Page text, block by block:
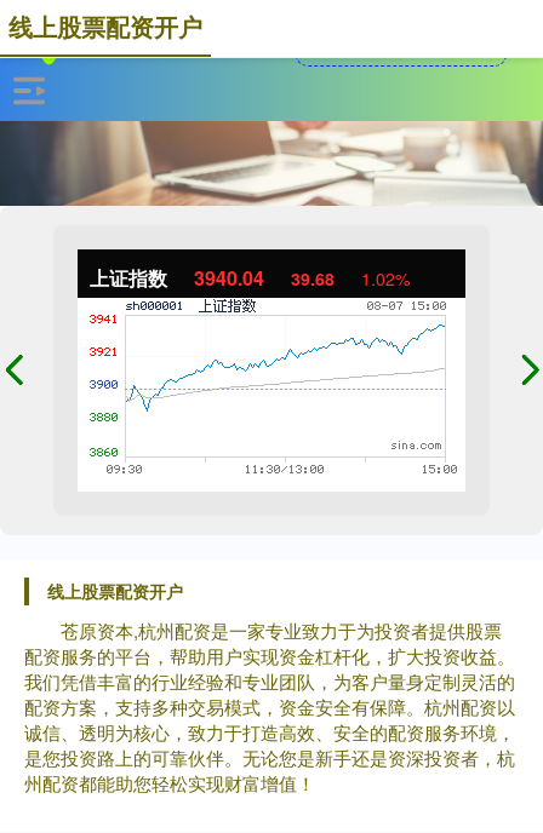
上证指数 3940.04 39.68 1.02%
线上股票配资开户
苍原资本,杭州配资是一家专业致力于为投资者提供股票
配资服务的平台，帮助用户实现资金杠杆化，扩大投资收益。
我们凭借丰富的行业经验和专业团队，为客户量身定制灵活的
配资方案，支持多种交易模式，资金安全有保障。杭州配资以
诚信、透明为核心，致力于打造高效、安全的配资服务环境，
是您投资路上的可靠伙伴。无论您是新手还是资深投资者，杭
州配资都能助您轻松实现财富增值！
线上股票配资开户